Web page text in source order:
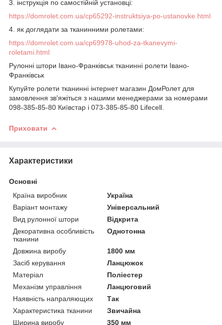
3. інструкція по самостійній установці:
https://domrolet.com.ua/cp65292-instruktsiya-po-ustanovke.html
4. як доглядати за тканинними ролетами:
https://domrolet.com.ua/cp69978-uhod-za-tkanevymi-
roletami.html
Рулонні штори Івано-Франківськ тканинні ролети Івано-
Франківськ
Купуйте ролети тканинні інтернет магазин ДомРолет для
замовлення зв'яжіться з нашими менеджерами за номерами
098-385-85-80 Київстар і 073-385-85-80 Lifecell.
Приховати
Характеристики
Основні
Країна виробник
Україна
Варіант монтажу
Універсальний
Вид рулонної штори
Відкрита
Декоративна особливість
тканини
Однотонна
Довжина виробу
1800 мм
Засіб керування
Ланцюжок
Матеріал
Поліестер
Механізм управління
Ланцюговий
Наявність напраляющих
Так
Характеристика тканини
Звичайна
Ширина виробу
350 мм